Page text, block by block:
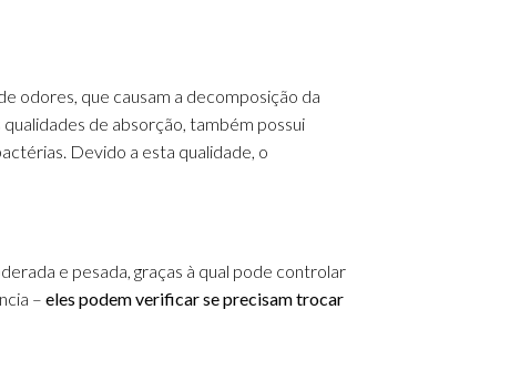
odores, que causam a decomposição da
de absorção, também possui
Devido a esta qualidade, o
e pesada, graças à qual pode controlar
– eles podem verificar se precisam trocar